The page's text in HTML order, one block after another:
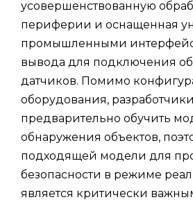
усовершенствованную
периферии и оснащенная
промышленными
вывода для подключения
датчиков. Помимо
оборудования,
предварительно обучить
обнаружения объектов,
подходящей модели для
безопасности в режиме
является критически